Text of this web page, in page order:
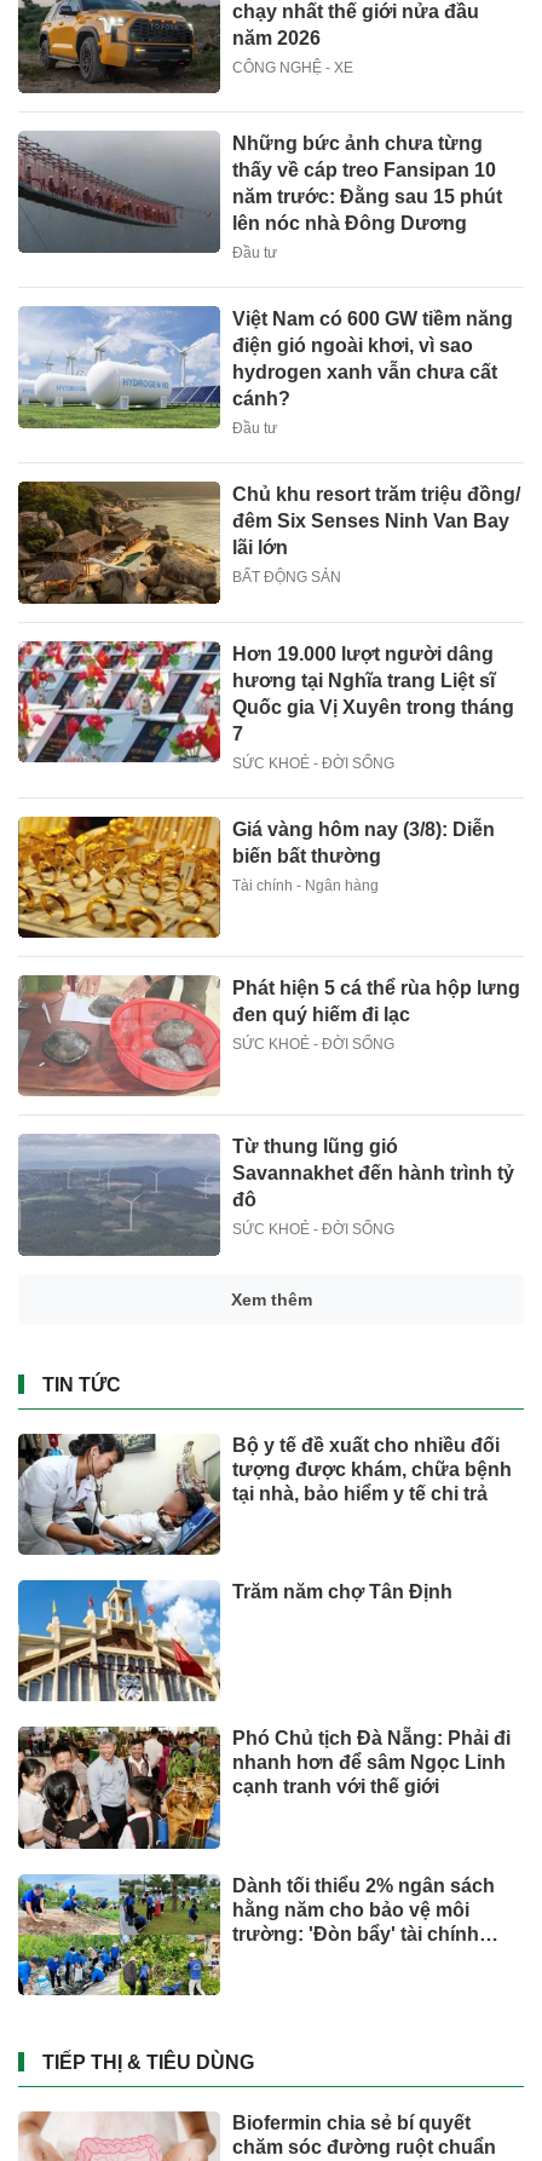
chạy nhất thế giới nửa đầu
năm 2026
CÔNG NGHỆ - XE
Những bức ảnh chưa từng
thấy về cáp treo Fansipan 10
năm trước: Đằng sau 15 phút
lên nóc nhà Đông Dương
Đầu tư
Việt Nam có 600 GW tiềm năng
điện gió ngoài khơi, vì sao
hydrogen xanh vẫn chưa cất
cánh?
Đầu tư
Chủ khu resort trăm triệu đồng/
đêm Six Senses Ninh Van Bay
lãi lớn
BẤT ĐỘNG SẢN
Hơn 19.000 lượt người dâng
hương tại Nghĩa trang Liệt sĩ
Quốc gia Vị Xuyên trong tháng
7
SỨC KHOẺ - ĐỜI SỐNG
Giá vàng hôm nay (3/8): Diễn
biến bất thường
Tài chính - Ngân hàng
Phát hiện 5 cá thể rùa hộp lưng
đen quý hiếm đi lạc
SỨC KHOẺ - ĐỜI SỐNG
Từ thung lũng gió
Savannakhet đến hành trình tỷ
đô
SỨC KHOẺ - ĐỜI SỐNG
Xem thêm
TIN TỨC
Bộ y tế đề xuất cho nhiều đối
tượng được khám, chữa bệnh
tại nhà, bảo hiểm y tế chi trả
Trăm năm chợ Tân Định
Phó Chủ tịch Đà Nẵng: Phải đi
nhanh hơn để sâm Ngọc Linh
cạnh tranh với thế giới
Dành tối thiểu 2% ngân sách
hằng năm cho bảo vệ môi
trường: 'Đòn bẩy' tài chính
TIẾP THỊ & TIÊU DÙNG
Biofermin chia sẻ bí quyết
chăm sóc đường ruột chuẩn